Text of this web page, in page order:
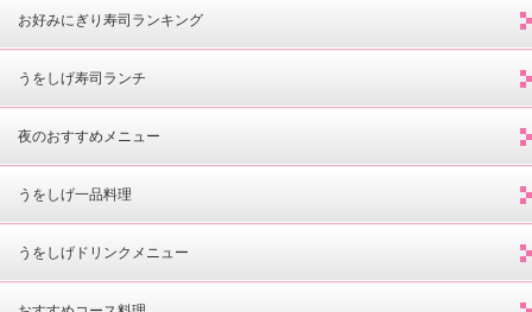
お好みにぎり寿司ランキング
うをしげ寿司ランチ
夜のおすすめメニュー
うをしげ一品料理
うをしげドリンクメニュー